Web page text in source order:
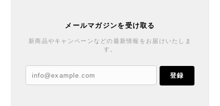
メールマガジンを受け取る
新商品やキャンペーンなどの最新情報をお届けいたしま
す。
登録